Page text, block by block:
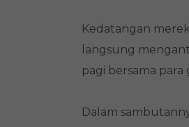
Kedatangan
langsung
pagi bersama
Dalam